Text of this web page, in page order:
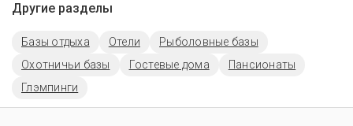
Другие разделы
Базы отдыха Отели
Рыболовные базы
Охотничьи базы
Гостевые дома
Пансионаты
Глэмпинги